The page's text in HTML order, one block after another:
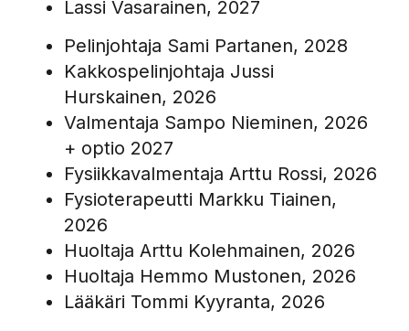
Lassi Vasarainen, 2027
Pelinjohtaja Sami Partanen, 2028
Kakkospelinjohtaja Jussi
Hurskainen, 2026
Valmentaja Sampo Nieminen, 2026
+ optio 2027
Fysiikkavalmentaja Arttu Rossi, 2026
Fysioterapeutti Markku Tiainen,
2026
Huoltaja Arttu Kolehmainen, 2026
Huoltaja Hemmo Mustonen, 2026
Lääkäri Tommi Kyyranta, 2026